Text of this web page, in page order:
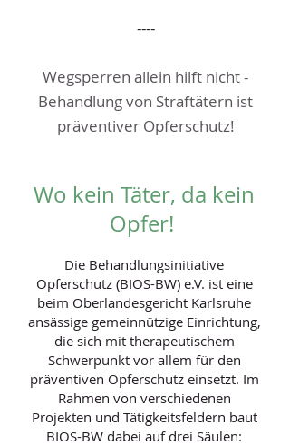
----
Wegsperren allein hilft nicht -
Behandlung von Straftätern ist
präventiver Opferschutz!
Wo kein Täter, da kein
Opfer!
Die Behandlungsinitiative
Opferschutz (BIOS-BW) e.V. ist eine
beim Oberlandesgericht Karlsruhe
ansässige gemeinnützige Einrichtung,
die sich mit therapeutischem
Schwerpunkt vor allem für den
präventiven Opferschutz einsetzt. Im
Rahmen von verschiedenen
Projekten und Tätigkeitsfeldern baut
BIOS-BW dabei auf drei Säulen:​